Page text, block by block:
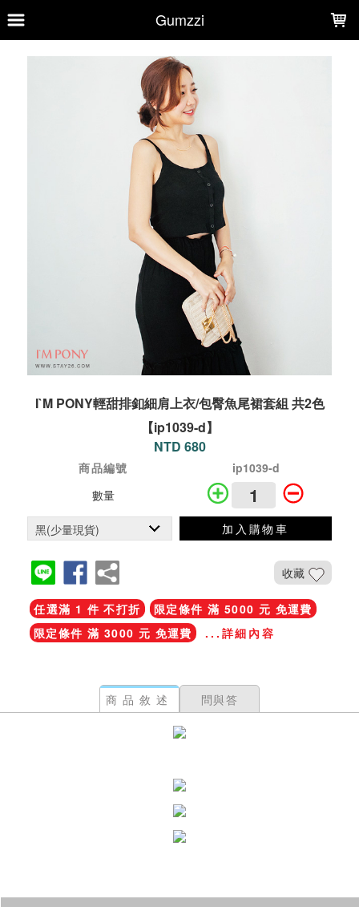
Gumzzi
I`M PONY輕甜排釦細肩上衣/包臀魚尾裙套組 共2色
【ip1039-d】
NTD 680
商品編號
ip1039-d
數量
加入購物車
收藏
任選滿 1 件 不打折
限定條件 滿 5000 元 免運費
限定條件 滿 3000 元 免運費
...詳細內容
商品敘述 問與答